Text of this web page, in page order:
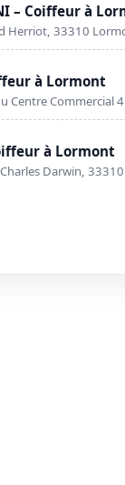
– Coiffeur à
Herriot, 33310
à Lormont
Centre
à Lormont
Darwin,